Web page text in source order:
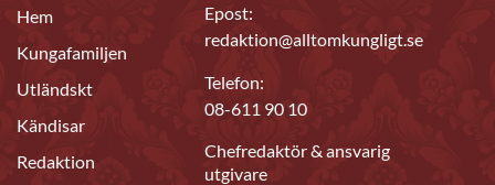
Hem
Kungafamiljen
Utländskt
Kändisar
Redaktion
Epost:
redaktion@alltomkungligt.se
Telefon:
08-611 90 10
Chefredaktör & ansvarig
utgivare